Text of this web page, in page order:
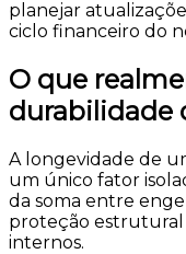
planejar
ciclo financeiro do
O que
durabilidade
A longevidade de
um único fator
da soma entre
proteção estrutural
internos.